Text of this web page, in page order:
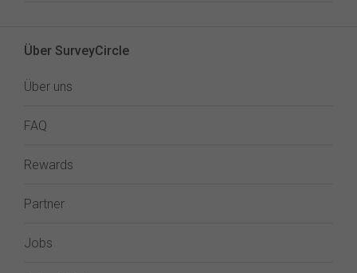
Über SurveyCircle
Über uns
FAQ
Rewards
Partner
Jobs